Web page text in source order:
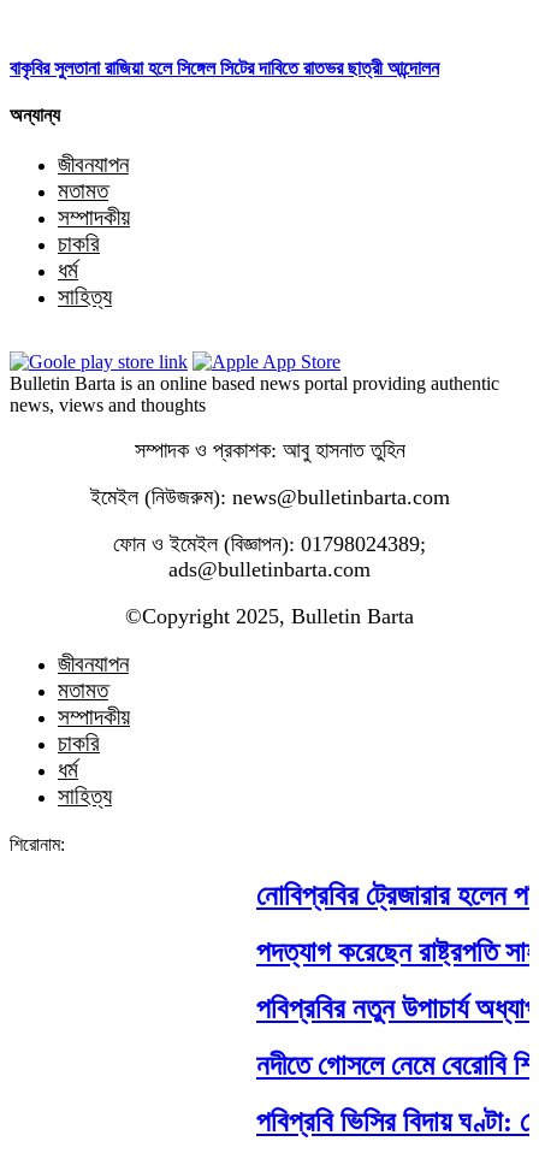
বাকৃবির সুলতানা রাজিয়া হলে সিঙ্গেল সিটের দাবিতে রাতভর ছাত্রী আন্দোলন
অন্যান্য
জীবনযাপন
মতামত
সম্পাদকীয়
চাকরি
ধর্ম
সাহিত্য
Bulletin Barta is an online based news portal providing authentic
news, views and thoughts
সম্পাদক ও প্রকাশক: আবু হাসনাত তুহিন
ইমেইল (নিউজরুম): news@bulletinbarta.com
ফোন ও ইমেইল (বিজ্ঞাপন): 01798024389;
ads@bulletinbarta.com
©️Copyright 2025, Bulletin Barta
জীবনযাপন
মতামত
সম্পাদকীয়
চাকরি
ধর্ম
সাহিত্য
শিরোনাম:
নোবিপ্রবির ট্রেজারার হলেন
পদত্যাগ করেছেন রাষ্ট্রপতি
পবিপ্রবির নতুন উপাচার্য
নদীতে গোসলে নেমে বেরোবি
পবিপ্রবি ভিসির বিদায় ঘণ্টা: